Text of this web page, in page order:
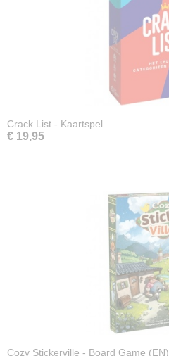
Crack List - Kaartspel
€ 19,95
Cozy Stickerville - Board Game (EN)